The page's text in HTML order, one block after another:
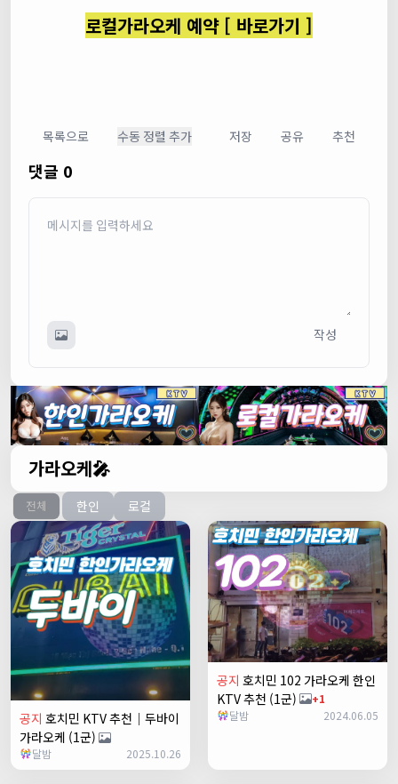
로컬가라오케 예약 [ 바로가기 ]
목록으로 수동 정렬 추가 저장 공유 추천
댓글 0
작성
가라오케🎤
전체 한인 로컬
공지 호치민 KTV 추천｜두바이
가라오케 (1군)
달밤 2025.10.26
공지 호치민 102 가라오케 한인
KTV 추천 (1군)
+1
달밤
2024.06.05